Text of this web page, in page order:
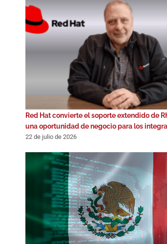
Red Hat convierte el soporte extendido de
una oportunidad de negocio para los
22 de julio de 2026